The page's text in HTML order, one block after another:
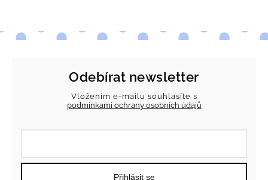
Odebírat newsletter
Vložením e-mailu souhlasíte s
podmínkami ochrany osobních údajů
Přihlásit se